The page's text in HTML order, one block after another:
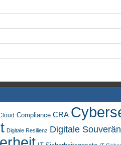
Compliance CRA
Digitale Resilienz Digitale